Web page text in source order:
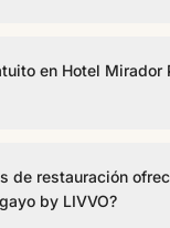
más pequeños. Se
en Hotel Mirador
de restauración
by LIVVO?